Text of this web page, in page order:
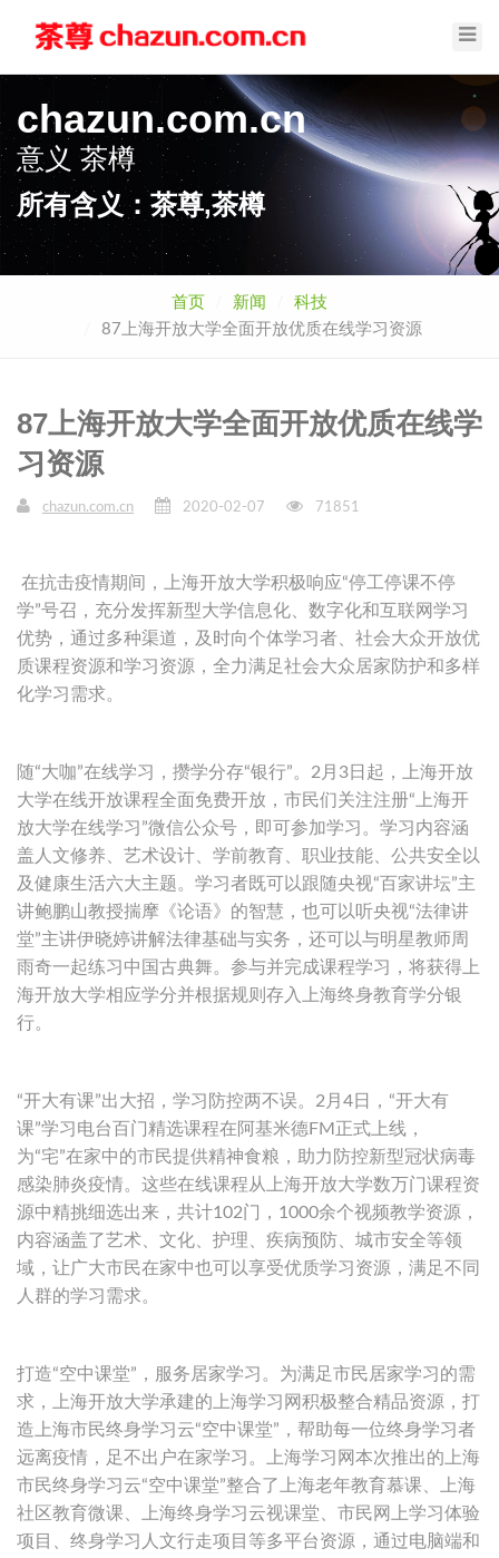
chazun.com.cn
意义茶樽
所有含义：茶尊,茶樽
首页 新闻
科技
87上海开放大学全面开放优质在线学习资源
87上海开放大学全面开放优质在线学
习资源
chazun.com.cn 2020-02-07 71851
在抗击疫情期间，上海开放大学积极响应“停工停课不停
学”号召，充分发挥新型大学信息化、数字化和互联网学习
优势，通过多种渠道，及时向个体学习者、社会大众开放优
质课程资源和学习资源，全力满足社会大众居家防护和多样
化学习需求。
随“大咖”在线学习，攒学分存“银行”。2月3日起，上海开放
大学在线开放课程全面免费开放，市民们关注注册“上海开
放大学在线学习”微信公众号，即可参加学习。学习内容涵
盖人文修养、艺术设计、学前教育、职业技能、公共安全以
及健康生活六大主题。学习者既可以跟随央视“百家讲坛”主
讲鲍鹏山教授揣摩《论语》的智慧，也可以听央视“法律讲
堂”主讲伊晓婷讲解法律基础与实务，还可以与明星教师周
雨奇一起练习中国古典舞。参与并完成课程学习，将获得上
海开放大学相应学分并根据规则存入上海终身教育学分银
行。
“开大有课”出大招，学习防控两不误。2月4日，“开大有
课”学习电台百门精选课程在阿基米德FM正式上线，
为“宅”在家中的市民提供精神食粮，助力防控新型冠状病毒
感染肺炎疫情。这些在线课程从上海开放大学数万门课程资
源中精挑细选出来，共计102门，1000余个视频教学资源，
内容涵盖了艺术、文化、护理、疾病预防、城市安全等领
域，让广大市民在家中也可以享受优质学习资源，满足不同
人群的学习需求。
打造“空中课堂”，服务居家学习。为满足市民居家学习的需
求，上海开放大学承建的上海学习网积极整合精品资源，打
造上海市民终身学习云“空中课堂”，帮助每一位终身学习者
远离疫情，足不出户在家学习。上海学习网本次推出的上海
市民终身学习云“空中课堂”整合了上海老年教育慕课、上海
社区教育微课、上海终身学习云视课堂、市民网上学习体验
项目、终身学习人文行走项目等多平台资源，通过电脑端和